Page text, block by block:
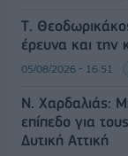
Τ.
έρευνα και την
05/08/2026 - 16:51
Ν. Χαρδαλιάς:
επίπεδο για
Δυτική Αττική